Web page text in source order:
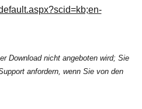
Download nicht angeboten wird; Sie
anfordern, wenn Sie von den